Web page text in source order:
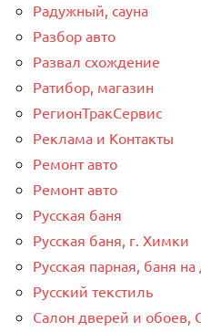
Радужный, сауна
Разбор авто
Развал схождение
Ратибор, магазин
РегионТракСервис
Реклама и Контакты
Ремонт авто
Ремонт авто
Русская баня
Русская баня, г. Химки
Русская парная, баня на
Русский текстиль
Салон дверей и обоев,